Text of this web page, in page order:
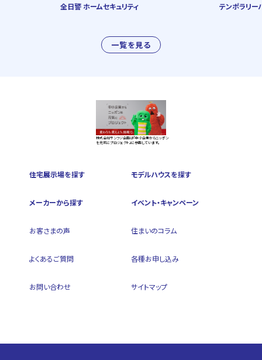
一覧を見る
全日警 ホームセキュリティ テンポラリー
株式会社サンフジ企画は『中小企業からニッポン
を元気にプロジェクト』に参画しています。
住宅展示場を探す モデルハウスを探す
メーカーから探す イベント・キャンペーン
お客さまの声 住まいのコラム
よくあるご質問 各種お申し込み
お問い合わせ サイトマップ